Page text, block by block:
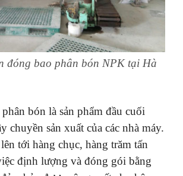
đóng bao phân bón NPK tại Hà
bón là sản phẩm đầu cuối
chuyền sản xuất của các nhà máy.
tới hàng chục, hàng trăm tấn
định lượng và đóng gói bằng